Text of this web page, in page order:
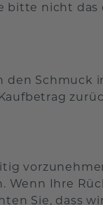
bitte nicht das
den Schmuck
Wenn Ihre
Sie, dass